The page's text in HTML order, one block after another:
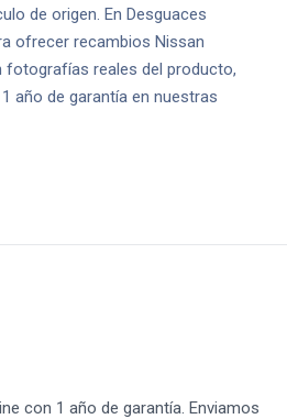
de origen. En Desguaces
ofrecer recambios Nissan
fotografías reales del producto,
año de garantía en nuestras
con 1 año de garantía. Enviamos